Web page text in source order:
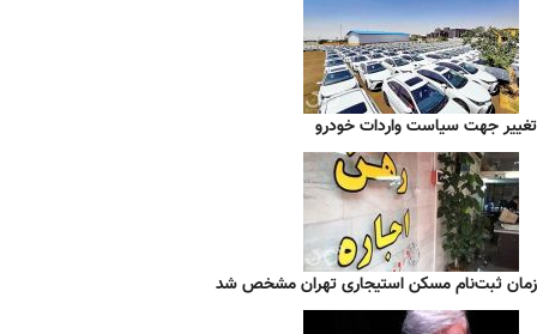
تغییر جهت سیاست واردات خودرو
زمان ثبت‌نام مسکن استیجاری تهران مشخص شد